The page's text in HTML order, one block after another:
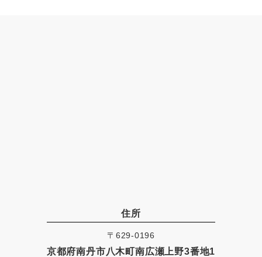
住所
〒629-0196
京都府南丹市八木町南広瀬上野3番地1